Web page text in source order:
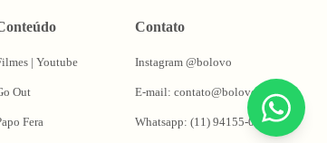
| Youtube
Out
Fera
Contato
Instagram @bolovo
E-mail: contato@bolovo.com.br
Whatsapp: (11) 94155-0263